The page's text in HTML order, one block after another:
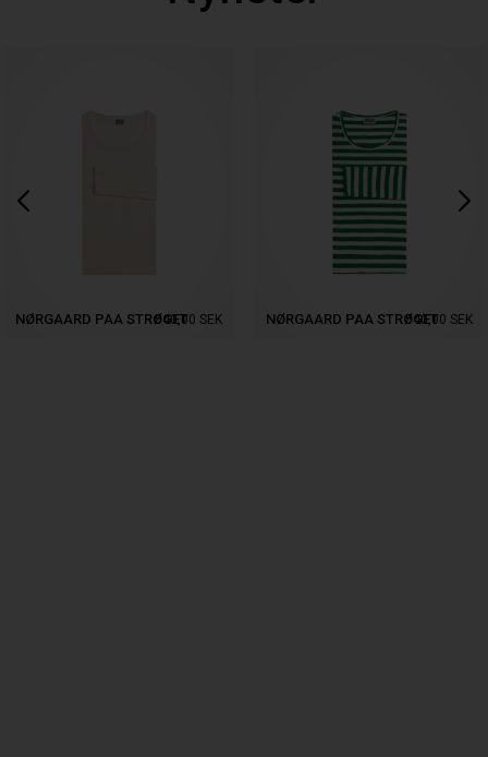
NØRGAARD PAA STRØGET
540,00 SEK NØRGAARD PAA STRØGET
540,00 SEK